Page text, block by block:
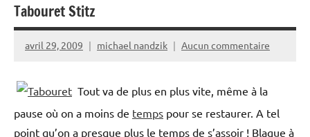
Tabouret Stitz
avril 29, 2009 michael nandzik Aucun commentaire
Tout va de plus en plus vite, même à la
pause où on a moins de temps pour se restaurer. A tel
point qu’on a presque plus le temps de s’assoir ! Blague à